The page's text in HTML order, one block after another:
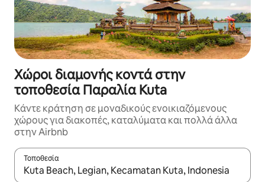
Χώροι διαμονής κοντά στην
τοποθεσία Παραλία Kuta
Κάντε κράτηση σε μοναδικούς ενοικιαζόμενους
χώρους για διακοπές, καταλύματα και πολλά άλλα
στην Airbnb
Τοποθεσία
Όταν τα αποτελέσματα είναι διαθέσιμα, μπορείτε να